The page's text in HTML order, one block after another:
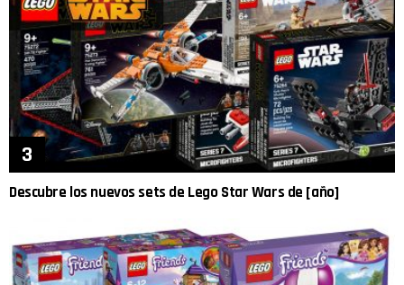
Descubre los nuevos sets de Lego Star Wars de [año]